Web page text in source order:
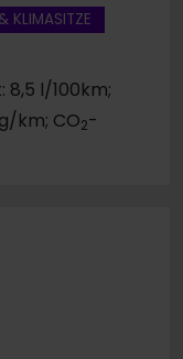
KLIMASITZE
8,5 l/100km;
km; CO2-